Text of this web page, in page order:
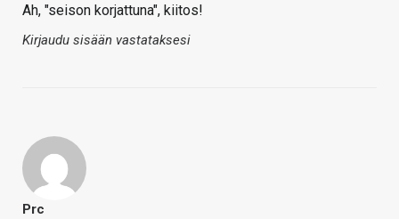
Ah, "seison korjattuna", kiitos!
Kirjaudu sisään vastataksesi
Prc